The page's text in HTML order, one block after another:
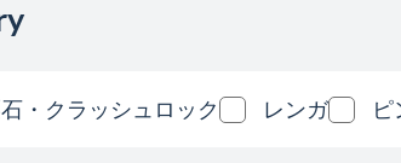
・クラッシュロック レンガ ピ